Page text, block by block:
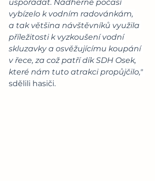
uspořádat. Nádherné počasí
vybízelo k vodním radovánkám,
a tak většina návštěvníků využila
příležitosti k vyzkoušení vodní
skluzavky a osvěžujícímu koupání
v řece, za což patří dík SDH Osek,
které nám tuto atrakci propůjčilo,"
sdělili hasiči.